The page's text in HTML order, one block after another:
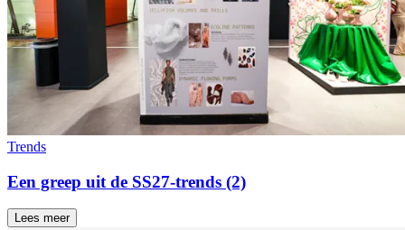
Trends
Een greep uit de SS27-trends (2)
Lees meer